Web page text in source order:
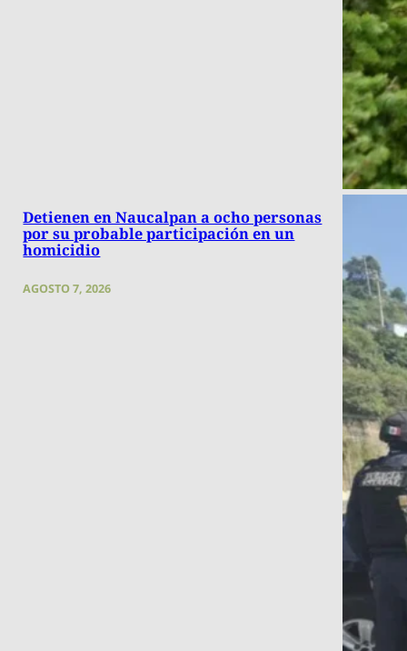
Detienen en Naucalpan a ocho personas
por su probable participación en un
homicidio
AGOSTO 7, 2026